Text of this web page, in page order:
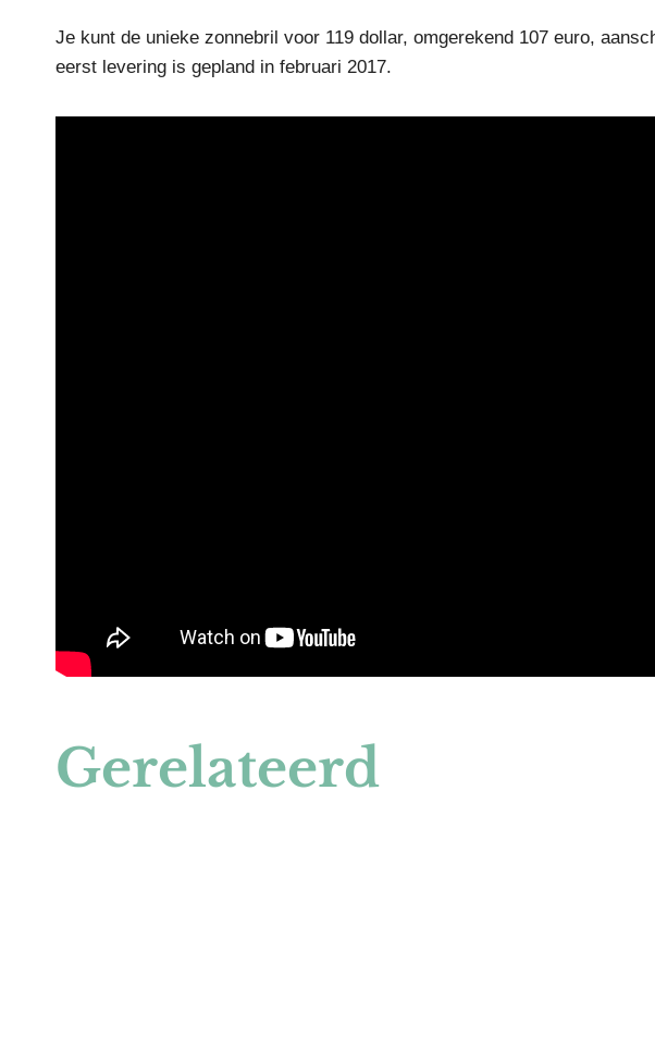
Je kunt de unieke zonnebril voor 119 dollar, omgerekend 107 euro,
eerst levering is gepland in februari 2017.
Gerelateerd